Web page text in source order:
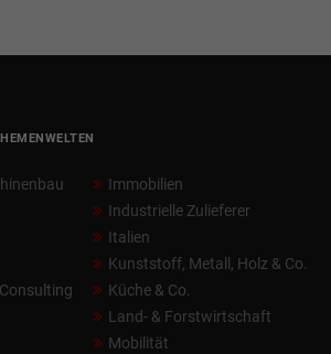
Immobilien
Industrielle Zulieferer
Italien
Kunststoff, Metall, Holz & Co.
Küche & Co.
Land- & Forstwirtschaft
Mobilität